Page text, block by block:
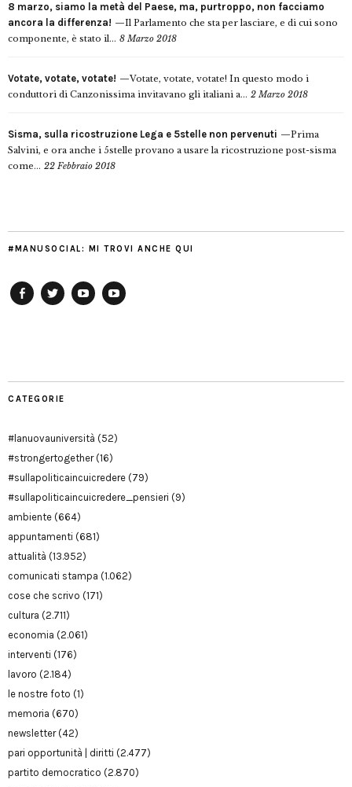
8 marzo, siamo la metà del Paese, ma, purtroppo, non facciamo
ancora la differenza!
Il Parlamento che sta per lasciare, e di cui sono
componente, è stato il... 8 Marzo 2018
Votate, votate, votate!
Votate, votate, votate! In questo modo i
conduttori di Canzonissima invitavano gli italiani a... 2 Marzo 2018
Sisma, sulla ricostruzione Lega e 5stelle non pervenuti
Prima
Salvini, e ora anche i 5stelle provano a usare la ricostruzione post-sisma
come... 22 Febbraio 2018
#MANUSOCIAL: MI TROVI ANCHE QUI
CATEGORIE
#lanuovauniversità (52)
#strongertogether(16)
#sullapoliticaincuicredere (79)
#sullapoliticaincuicredere_pensieri (9)
ambiente (664)
appuntamenti (681)
attualità (13.952)
comunicati stampa (1.062)
cose che scrivo (171)
cultura (2.711)
economia (2.061)
interventi (176)
lavoro (2.184)
le nostre foto (1)
memoria (670)
newsletter(42)
pari opportunità | diritti (2.477)
partito democratico (2.870)